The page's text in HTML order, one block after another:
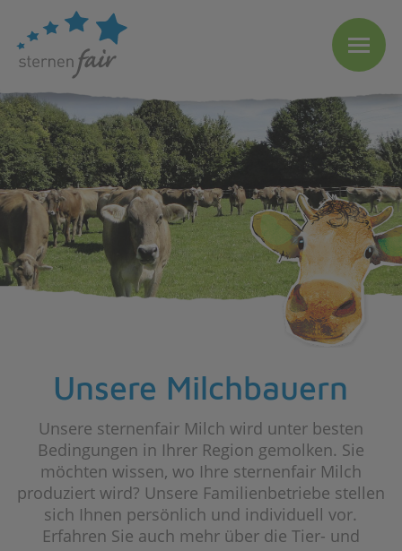
Unsere Milchbauern
Unsere sternenfair Milch wird unter besten
Bedingungen in Ihrer Region gemolken. Sie
möchten wissen, wo Ihre sternenfair Milch
produziert wird? Unsere Familienbetriebe stellen
sich Ihnen persönlich und individuell vor.
Erfahren Sie auch mehr über die Tier- und